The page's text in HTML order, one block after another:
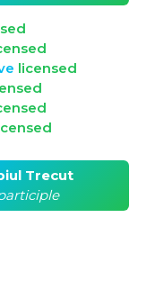
licensed
Trecut